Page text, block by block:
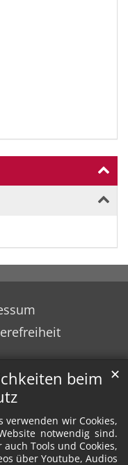
beim
verwenden wir Cookies,
notwendig sind.
Tools und Cookies,
über Youtube, Audios
✕